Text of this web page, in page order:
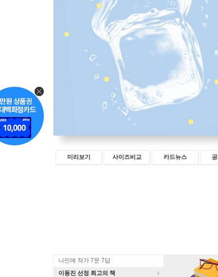
미리보기 사이즈비교 카드뉴스
나민애 작가 7문 7답
이동진 선정 최고의 책